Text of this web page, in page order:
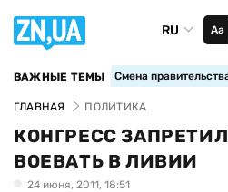
RU Аа
ВАЖНЫЕ ТЕМЫ Смена
ГЛАВНАЯ ПОЛИТИКА
КОНГРЕСС
ВОЕВАТЬ В ЛИВИИ
24 июня, 2011, 18:51